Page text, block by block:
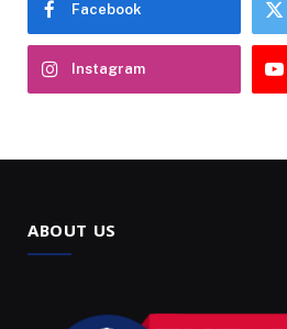
Facebook
Instagram
ABOUT US